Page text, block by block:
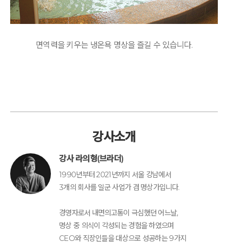
면역력을 키우는 냉온욕 명상을 즐길 수 있습니다.
강사소개
강사 라의형(브라더)
1990년부터 2021년까지 서울 강남에서
3개의 회사를 일군 사업가 겸 명상가입니다.
경영자로서 내면의고통이 극심했던 어느날,
명상 중 의식이 각성되는 경험을 하였으며
CEO와 직장인들을 대상으로 성공하는 9가지